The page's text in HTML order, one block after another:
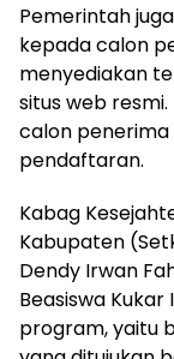
Pemerintah
kepada calon
menyediakan
situs web
calon
pendaftaran.
Kabag
Kabupaten
Dendy Irwan
Beasiswa
program, yaitu